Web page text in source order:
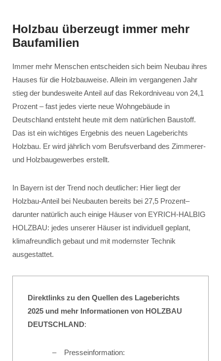
Holzbau überzeugt immer mehr
Baufamilien
Immer mehr Menschen entscheiden sich beim Neubau ihres
Hauses für die Holzbauweise. Allein im vergangenen Jahr
stieg der bundesweite Anteil auf das Rekordniveau von 24,1
Prozent – fast jedes vierte neue Wohngebäude in
Deutschland entsteht heute mit dem natürlichen Baustoff.
Das ist ein wichtiges Ergebnis des neuen Lageberichts
Holzbau. Er wird jährlich vom Berufsverband des Zimmerer-
und Holzbaugewerbes erstellt.
In Bayern ist der Trend noch deutlicher: Hier liegt der
Holzbau-Anteil bei Neubauten bereits bei 27,5 Prozent–
darunter natürlich auch einige Häuser von EYRICH-HALBIG
HOLZBAU: jedes unserer Häuser ist individuell geplant,
klimafreundlich gebaut und mit modernster Technik
ausgestattet.
Direktlinks zu den Quellen des Lageberichts
2025 und mehr Informationen von HOLZBAU
DEUTSCHLAND:
Presseinformation: